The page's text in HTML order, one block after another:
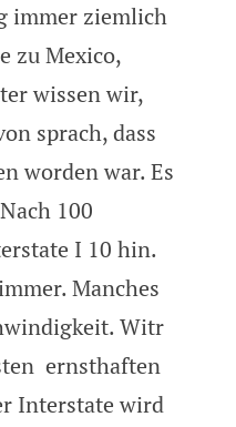
immer ziemlich
zu Mexico,
wissen wir,
sprach, dass
worden war. Es
100
I 10 hin.
Manches
Witr
ernsthaften
Interstate wird